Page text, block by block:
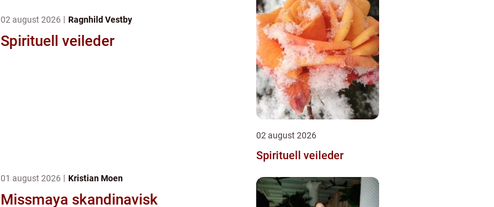
02 august 2026 Ragnhild Vestby
Spirituell veileder
01 august 2026 Kristian Moen
Missmaya skandinavisk
02 august 2026
Spirituell veileder